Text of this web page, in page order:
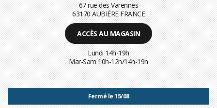
67 rue des Varennes
63170 AUBIÈRE FRANCE
ACCÈS AU MAGASIN
Lundi 14h-19h
Mar-Sam 10h-12h/14h-19h
Fermé le 15/08